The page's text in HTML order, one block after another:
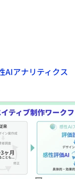
AIアナリティクス